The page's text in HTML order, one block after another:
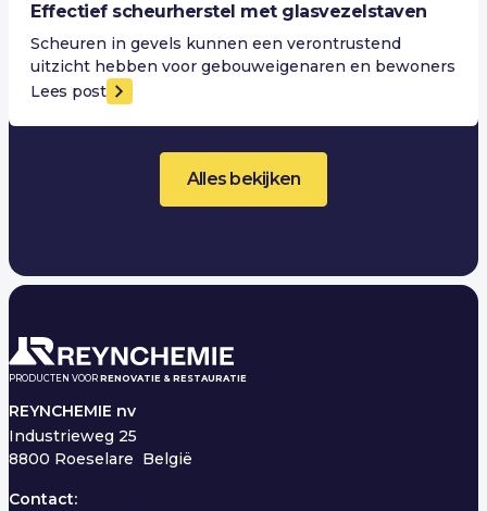
Effectief scheurherstel met glasvezelstaven
Scheuren in gevels kunnen een verontrustend
uitzicht hebben voor gebouweigenaren en bewoners
Lees post
Alles bekijken
PRODUCTEN VOOR RENOVATIE & RESTAURATIE
REYNCHEMIE nv
Industrieweg 25
8800 Roeselare België
Contact: